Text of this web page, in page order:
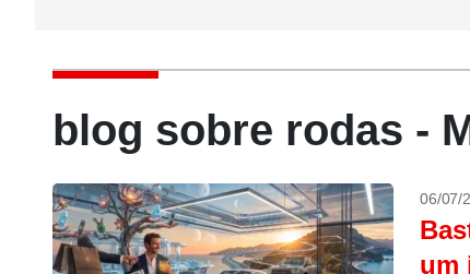
blog sobre rodas -
06/07/
um